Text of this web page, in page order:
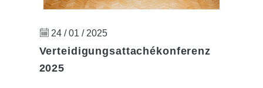
24 / 01 / 2025
Verteidigungsattachékonferenz
2025